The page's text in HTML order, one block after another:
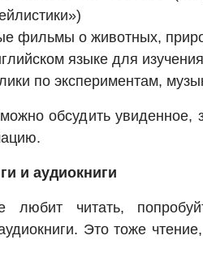
фильмы о животных,
языке для
по экспериментам,
обсудить увиденное,
и аудиокниги
любит читать,
Это тоже